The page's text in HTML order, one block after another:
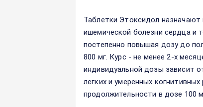
Таблетки Этоксидол
ишемической болезни сердца и
постепенно повышая дозу до
800 мг. Курс - не менее 2-х
индивидуальной дозы зависит
легких и умеренных
продолжительности в дозе 100